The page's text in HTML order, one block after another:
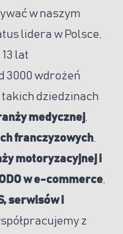
w naszym
lidera w Polsce,
lat
3000 wdrożeń
takich dziedzinach
medycznej,
franczyzowych,
motoryzacyjnej i
w e-commerce,
serwisów i
z